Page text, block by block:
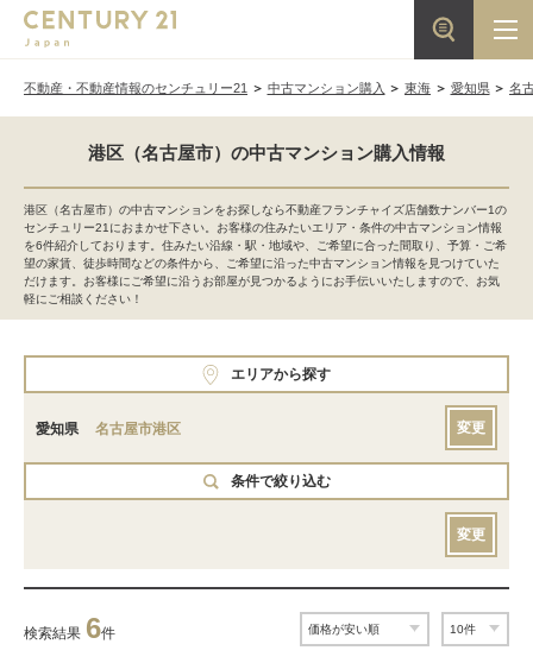
不動産・不動産情報のセンチュリー21 中古マンション購入 東海 愛知県 名
港区（名古屋市）の中古マンション購入情報
港区（名古屋市）の中古マンションをお探しなら不動産フランチャイズ店舗数ナンバー1の
センチュリー21におまかせ下さい。お客様の住みたいエリア・条件の中古マンション情報
を6件紹介しております。住みたい沿線・駅・地域や、ご希望に合った間取り、予算・ご希
望の家賃、徒歩時間などの条件から、ご希望に沿った中古マンション情報を見つけていた
だけます。お客様にご希望に沿うお部屋が見つかるようにお手伝いいたしますので、お気
軽にご相談ください！
エリアから探す
愛知県 名古屋市港区 変更
条件で絞り込む
変更
検索結果 6件